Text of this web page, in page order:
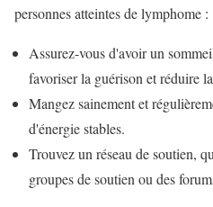
personnes atteintes de lymphome :
Assurez-vous d'avoir un
favoriser la guérison et réduire
Mangez sainement et
d'énergie stables.
Trouvez un réseau de soutien,
groupes de soutien ou des